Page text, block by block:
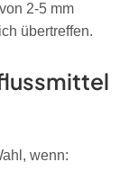
2-5 mm
übertreffen.
wenn: